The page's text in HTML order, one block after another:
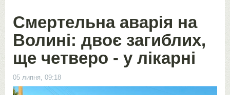
Смертельна аварія на
Волині: двоє загиблих,
ще четверо - у лікарні
05 липня, 09:18